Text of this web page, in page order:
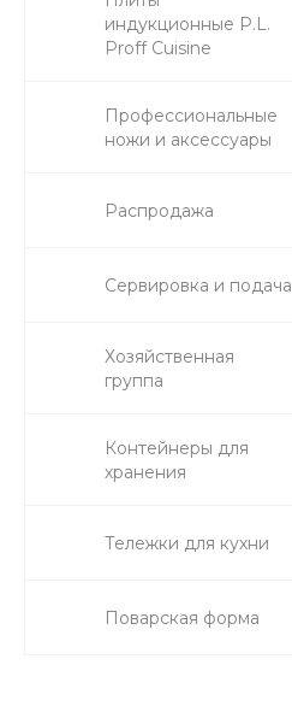
индукционные P.L.
Proff Cuisine
Профессиональные
ножи и аксессуары
Распродажа
Сервировка и подача
Хозяйственная
группа
Контейнеры для
хранения
Тележки для кухни
Поварская форма